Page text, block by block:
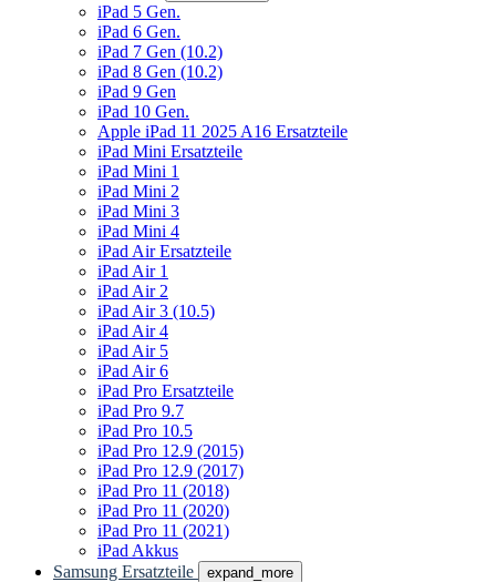
iPad 5 Gen.
iPad 6 Gen.
iPad 7 Gen (10.2)
iPad 8 Gen (10.2)
iPad 9 Gen
iPad 10 Gen.
Apple iPad 11 2025 A16 Ersatzteile
iPad Mini Ersatzteile
iPad Mini 1
iPad Mini 2
iPad Mini 3
iPad Mini 4
iPad Air Ersatzteile
iPad Air 1
iPad Air 2
iPad Air 3 (10.5)
iPad Air 4
iPad Air 5
iPad Air 6
iPad Pro Ersatzteile
iPad Pro 9.7
iPad Pro 10.5
iPad Pro 12.9 (2015)
iPad Pro 12.9 (2017)
iPad Pro 11 (2018)
iPad Pro 11 (2020)
iPad Pro 11 (2021)
iPad Akkus
Samsung Ersatzteile
expand_more